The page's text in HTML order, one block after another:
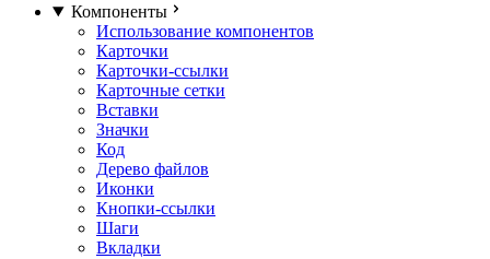
Компоненты
Использование компонентов
Карточки
Карточки-ссылки
Карточные сетки
Вставки
Значки
Код
Дерево файлов
Иконки
Кнопки-ссылки
Шаги
Вкладки